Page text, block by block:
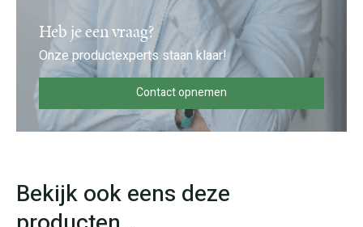
Heb je een vraag?
Onze productexperts staan klaar!
Contact opnemen